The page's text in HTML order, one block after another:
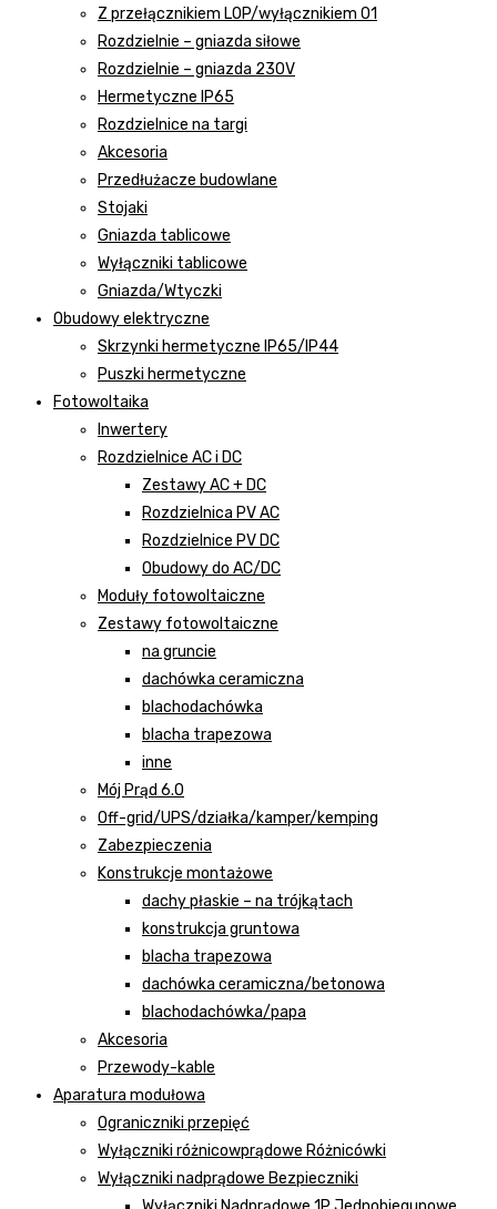
Z przełącznikiem LOP/wyłącznikiem 01
Rozdzielnie – gniazda siłowe
Rozdzielnie – gniazda 230V
Hermetyczne IP65
Rozdzielnice na targi
Akcesoria
Przedłużacze budowlane
Stojaki
Gniazda tablicowe
Wyłączniki tablicowe
Gniazda/Wtyczki
Obudowy elektryczne
Skrzynki hermetyczne IP65/IP44
Puszki hermetyczne
Fotowoltaika
Inwertery
Rozdzielnice AC i DC
Zestawy AC + DC
Rozdzielnica PV AC
Rozdzielnice PV DC
Obudowy do AC/DC
Moduły fotowoltaiczne
Zestawy fotowoltaiczne
na gruncie
dachówka ceramiczna
blachodachówka
blacha trapezowa
inne
Mój Prąd 6.0
Off-grid/UPS/działka/kamper/kemping
Zabezpieczenia
Konstrukcje montażowe
dachy płaskie – na trójkątach
konstrukcja gruntowa
blacha trapezowa
dachówka ceramiczna/betonowa
blachodachówka/papa
Akcesoria
Przewody-kable
Aparatura modułowa
Ograniczniki przepięć
Wyłączniki różnicowprądowe Różnicówki
Wyłączniki nadprądowe Bezpieczniki